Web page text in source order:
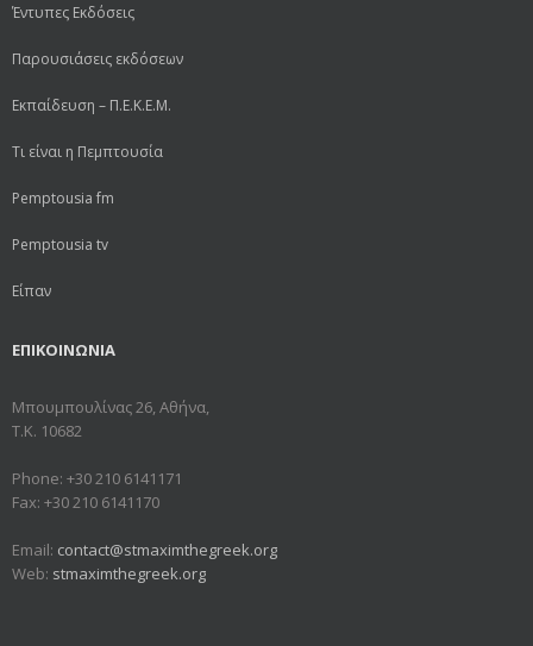
Έντυπες Εκδόσεις
Παρουσιάσεις εκδόσεων
Εκπαίδευση – Π.Ε.Κ.Ε.Μ.
Τι είναι η Πεμπτουσία
Pemptousia fm
Pemptousia tv
Είπαν
ΕΠΙΚΟΙΝΩΝΙΑ
Μπουμπουλίνας 26, Αθήνα,
Τ.Κ. 10682
Phone: +30 210 6141171
Fax: +30 210 6141170
Email: contact@stmaximthegreek.org
Web: stmaximthegreek.org